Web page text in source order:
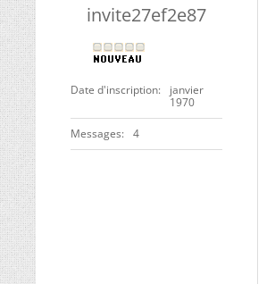
invite27ef2e87
Date d'inscription
janvier
1970
Messages 4